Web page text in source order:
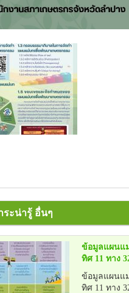
ระน่ารู้ อื่นๆ
ข้อมูลแผนแม่
ทิศ 11 ทาง
ข้อมูลแผนแม่
ทิศ 11 ทาง